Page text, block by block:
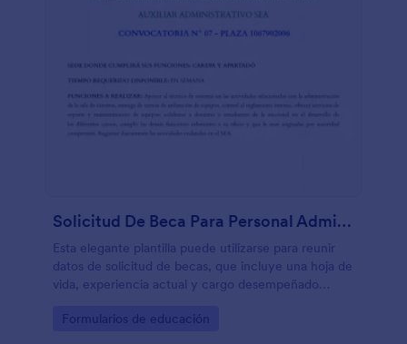
Solicitud De Beca Para Personal Administrativo Universitario
Esta elegante plantilla puede utilizarse para reunir
datos de solicitud de becas, que incluye una hoja de
vida, experiencia actual y cargo desempeñado
Go to Category:
Formularios de educación